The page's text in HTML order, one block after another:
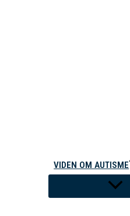
VIDEN OM AUTISME